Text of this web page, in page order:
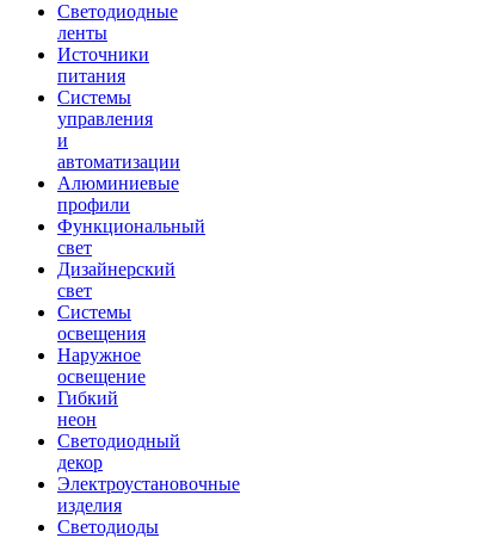
Светодиодные
ленты
Источники
питания
Системы
управления
и
автоматизации
Алюминиевые
профили
Функциональный
свет
Дизайнерский
свет
Системы
освещения
Наружное
освещение
Гибкий
неон
Светодиодный
декор
Электроустановочные
изделия
Светодиоды